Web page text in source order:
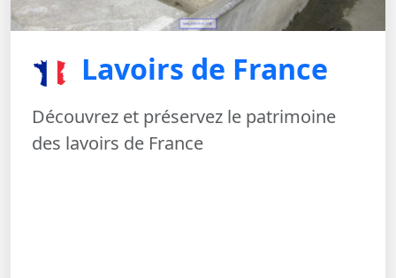
Lavoirs de France
Découvrez et préservez le patrimoine
des lavoirs de France